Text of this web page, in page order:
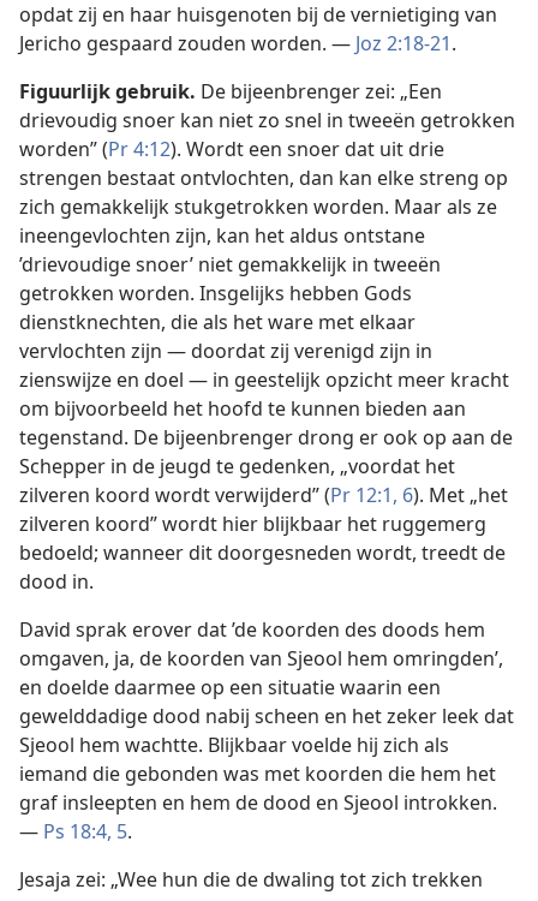
opdat zij en haar huisgenoten bij de vernietiging van
Jericho gespaard zouden worden. — Joz 2:18-21.
Figuurlijk gebruik. De bijeenbrenger zei: „Een
drievoudig snoer kan niet zo snel in tweeën getrokken
worden” (Pr 4:12). Wordt een snoer dat uit drie
strengen bestaat ontvlochten, dan kan elke streng op
zich gemakkelijk stukgetrokken worden. Maar als ze
ineengevlochten zijn, kan het aldus ontstane
’drievoudige snoer’ niet gemakkelijk in tweeën
getrokken worden. Insgelijks hebben Gods
dienstknechten, die als het ware met elkaar
vervlochten zijn — doordat zij verenigd zijn in
zienswijze en doel — in geestelijk opzicht meer kracht
om bijvoorbeeld het hoofd te kunnen bieden aan
tegenstand. De bijeenbrenger drong er ook op aan de
Schepper in de jeugd te gedenken, „voordat het
zilveren koord wordt verwijderd” (Pr 12:1, 6). Met „het
zilveren koord” wordt hier blijkbaar het ruggemerg
bedoeld; wanneer dit doorgesneden wordt, treedt de
dood in.
David sprak erover dat ’de koorden des doods hem
omgaven, ja, de koorden van Sjeool hem omringden’,
en doelde daarmee op een situatie waarin een
gewelddadige dood nabij scheen en het zeker leek dat
Sjeool hem wachtte. Blijkbaar voelde hij zich als
iemand die gebonden was met koorden die hem het
graf insleepten en hem de dood en Sjeool introkken.
— Ps 18:4, 5.
Jesaja zei: „Wee hun die de dwaling tot zich trekken